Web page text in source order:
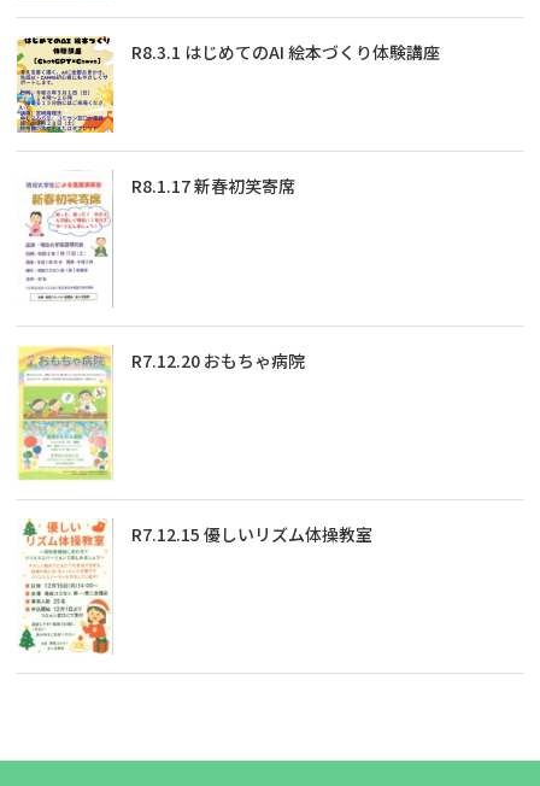
R8.3.1 はじめてのAI 絵本づくり体験講座
R8.1.17 新春初笑寄席
R7.12.20 おもちゃ病院
R7.12.15 優しいリズム体操教室